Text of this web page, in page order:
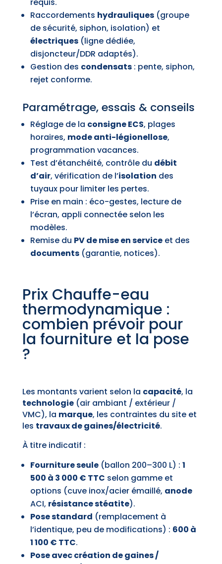
requis.
Raccordements hydrauliques(groupe
de sécurité, siphon, isolation) et
électriques(ligne dédiée,
disjoncteur/DDR adaptés).
Gestion des condensats: pente, siphon,
rejet conforme.
Paramétrage, essais & conseils
Réglage de la consigne ECS, plages
horaires, mode anti-légionellose,
programmation vacances.
Test d’étanchéité, contrôle du débit
d’air, vérification de l’isolation des
tuyaux pour limiter les pertes.
Prise en main : éco-gestes, lecture de
l’écran, appli connectée selon les
modèles.
Remise du PV de mise en serviceet des
documents(garantie, notices).
Prix Chauffe-eau
thermodynamique :
combien prévoir pour
la fourniture et la pose
?
Les montants varient selon la capacité, la
technologie(air ambiant / extérieur /
VMC), la marque, les contraintes du site et
les travaux de gaines/électricité.
À titre indicatif :
Fourniture seule(ballon 200–300 L) : 1
500 à 3 000 € TTC selon gamme et
options (cuve inox/acier émaillé, anode
ACI, résistance stéatite).
Pose standard (remplacement à
l’identique, peu de modifications) : 600 à
1 100 € TTC.
Pose avec création de gaines /